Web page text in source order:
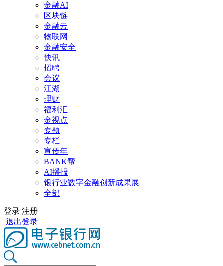
金融AI
区块链
金融云
物联网
金融安全
快讯
招聘
会议
江湖
理财
福利汇
金视点
专题
专栏
宣传年
BANK帮
AI播报
银行业数字金融创新成果展
全部
登录 注册
退出登录